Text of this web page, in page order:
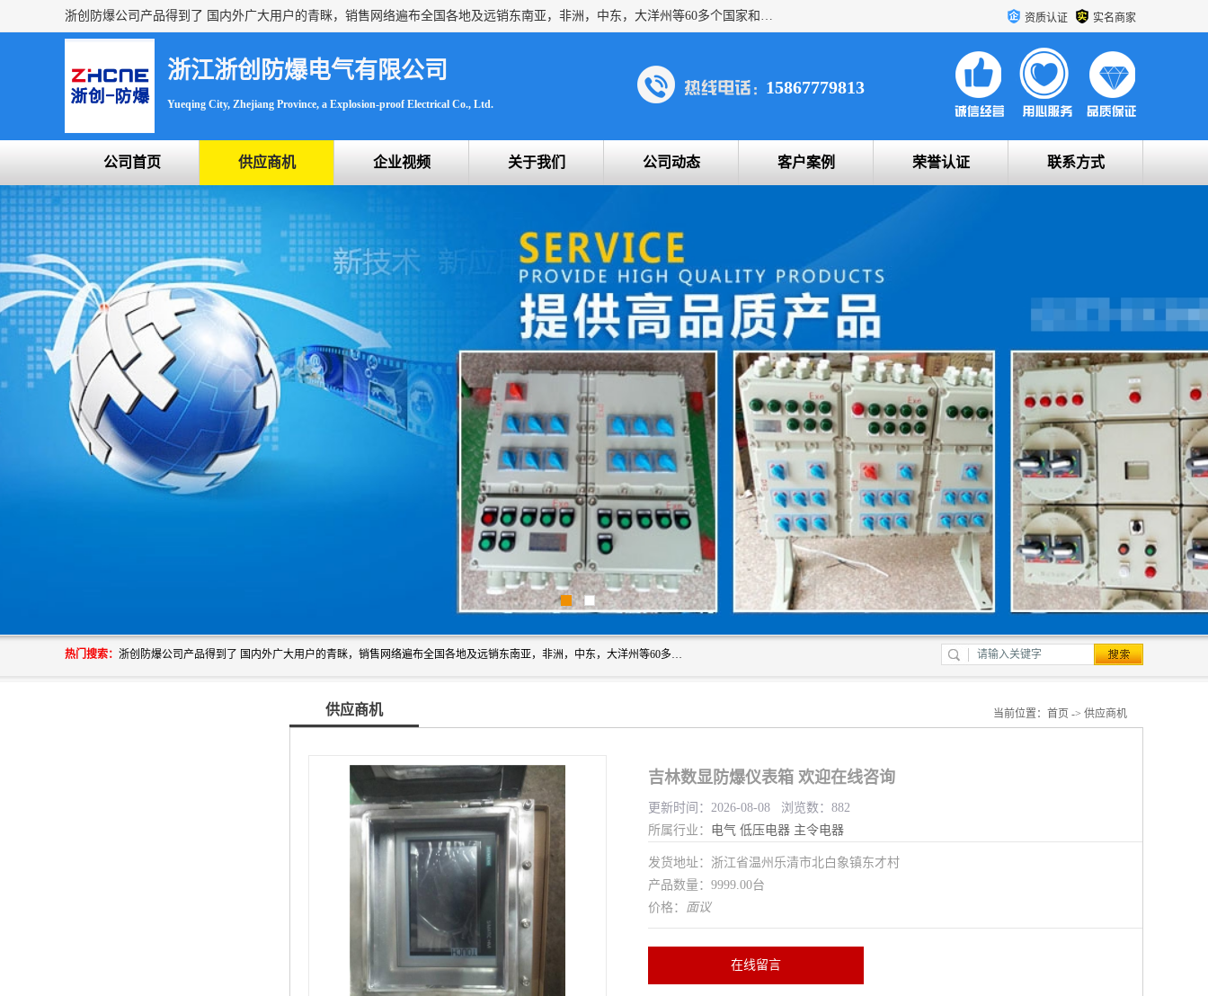
浙创防爆公司产品得到了 国内外广大用户的青眯，销售网络遍布全国各地及远销东南亚，非洲，中东，大洋州等60多个国家和地区，并初步建立起以中国大陆为总部的全球营销体系。 专业生产：防爆电气，BXMD系列防爆照明动力配电箱，BJX防爆接线箱，BKX防爆控制箱，防爆检修电源箱，防爆开关箱，不锈钢防爆箱，201/304/316不锈钢防爆配电箱系列， 防爆防腐系列，防爆防腐操作柱，防爆防腐控制箱 浙创防爆 资质认证 实名商家
浙江浙创防爆电气有限公司
Yueqing City, Zhejiang Province, a Explosion-proof Electrical Co., Ltd.
15867779813
公司首页 供应商机 企业视频 关于我们 公司动态 客户案例 荣誉认证 联系方式
热门搜索： 浙创防爆公司产品得到了 国内外广大用户的青眯，销售网络遍布全国各地及远销东南亚，非洲，中东，大洋州等60多个国家和地区，并初步建立起以中国大陆为总部的全球营销体系。 专业生产：防爆电气，BXMD系列防爆照明动力配电箱，BJX防爆接线箱，BKX防爆控制箱，防爆检修电源箱，防爆开关箱，不锈钢防爆箱，201/304/316不锈钢防爆配电箱系列， 防爆防腐系列，防爆防腐操作柱，防爆防腐控制箱 浙创防爆
供应商机 当前位置： 首页 -> 供应商机
吉林数显防爆仪表箱 欢迎在线咨询
更新时间：2026-08-08 浏览数：882
所属行业： 电气 低压电器 主令电器
发货地址：浙江省温州乐清市北白象镇东才村
产品数量：9999.00台
价格： 面议
在线留言